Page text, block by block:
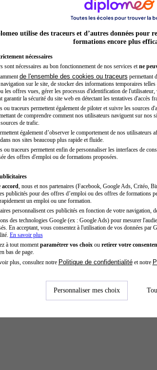
utilise des traceurs et d’autres données pour
formations encore plus
nécessaires
sont nécessaires au bon fonctionnement de nos services et ne
de l'ensemble des cookies ou traceurs permettant
sur le site, de stocker des informations temporaires
les offres vues, gérer les processus d'identification de
garantir la sécurité du site web en détectant les tentatives d'accès
ou traceurs permettent également de piloter et suivre les sources
de comprendre comment nos utilisateurs naviguent sur nos
de trafic.
également d’observer le comportement de nos utilisateurs
nos sites beaucoup plus rapide et fluide.
ou traceurs permettent enfin de personnaliser les interfaces de
des offres d'emploi ou de formations proposées.
accord , nous et nos partenaires (Facebook, Google Ads, Critéo,
publicités pour des offres d’emploi ou des offres de formations
un emploi ou une formation.
personnalisent ces publicités en fonction de votre navigation,
des technologies Google (ex : Google Ads) pour mesurer
En acceptant, vous consentez à l'utilisation de vos données par
En savoir plus
à tout moment paramétrer vos choixou retirer votre
bas de page.
plus, consultez notre Politique de confidentialitéet notre
Personnaliser mes choix